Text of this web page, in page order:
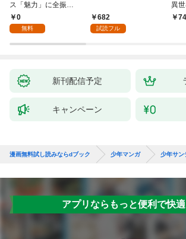
ス「魅力」に全振
り！？(1)
0
無料
682
試読フル
異
づ
新刊配信予定
キャンペーン
漫画無料試し読みならdブック 少年マンガ 少年サ
アプリならもっと便利で快適